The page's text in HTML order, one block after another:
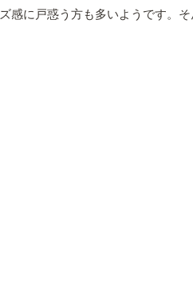
感に戸惑う方も多いようです。